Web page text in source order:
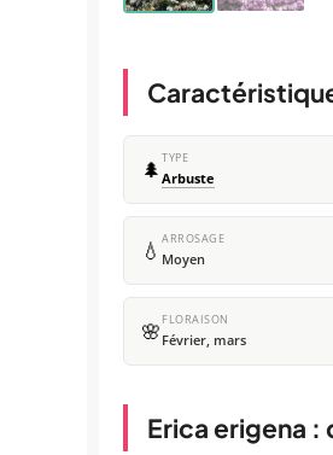
🌲 TYPE
Arbuste
💧 ARROSAGE
Moyen
🌸 FLORAISON
Février, mars
Erica erigena